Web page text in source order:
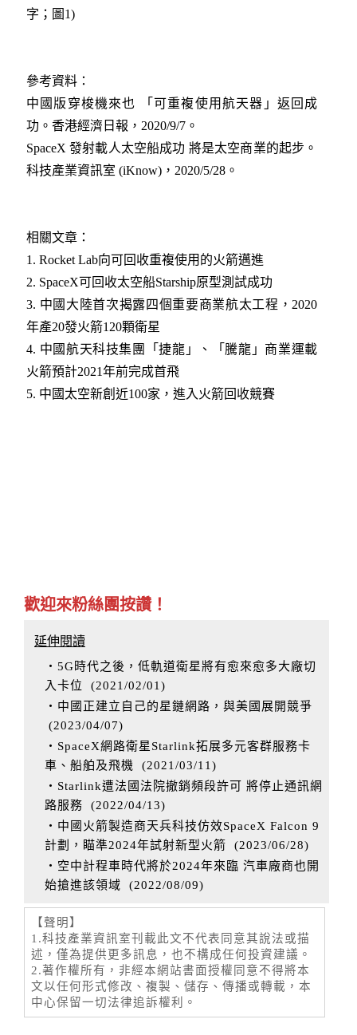
字；圖1)
參考資料：
中國版穿梭機來也 「可重複使用航天器」返回成
功。香港經濟日報，2020/9/7。
SpaceX 發射載人太空船成功 將是太空商業的起步。
科技產業資訊室 (iKnow)，2020/5/28。
相關文章：
1. Rocket Lab向可回收重複使用的火箭邁進​
2. SpaceX可回收太空船Starship原型測試成功​
3. 中國大陸首次揭露四個重要商業航太工程，2020
年產20發火箭120顆衛星​
4. 中國航天科技集團「捷龍」、「騰龍」商業運載
火箭預計2021年前完成首飛​
5. 中國太空新創近100家，進入火箭回收競賽​
歡迎來粉絲團按讚！
延伸閱讀
‧5G時代之後，低軌道衛星將有愈來愈多大廠切
入卡位
(2021/02/01)
‧中國正建立自己的星鏈網路，與美國展開競爭
(2023/04/07)
‧SpaceX網路衛星Starlink拓展多元客群服務卡
車、船舶及飛機 (2021/03/11)
‧Starlink遭法國法院撤銷頻段許可 將停止通訊網
路服務 (2022/04/13)
‧中國火箭製造商天兵科技仿效SpaceX Falcon 9
計劃，瞄準2024年試射新型火箭 (2023/06/28)
‧空中計程車時代將於2024年來臨 汽車廠商也開
始搶進該領域 (2022/08/09)
【聲明】
1.科技產業資訊室刊載此文不代表同意其說法或描
述，僅為提供更多訊息，也不構成任何投資建議。
2.著作權所有，非經本網站書面授權同意不得將本
文以任何形式修改、複製、儲存、傳播或轉載，本
中心保留一切法律追訴權利。